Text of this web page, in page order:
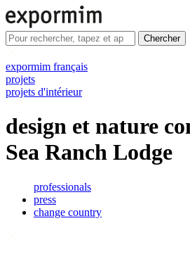
Chercher
expormim français
projets
projets d'intérieur
design et nature
Sea Ranch Lodge
professionals
press
change country